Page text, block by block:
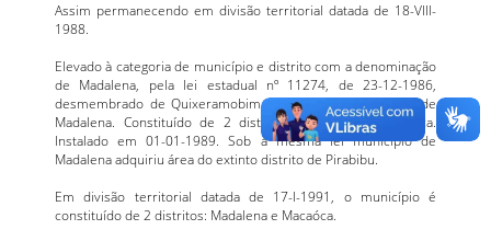
Assim permanecendo em divisão territorial datada de 18-VIII-
1988.
Elevado à categoria de município e distrito com a denominação
de Madalena, pela lei estadual nº 11274, de 23-12-1986,
desmembrado de Quixeramobim. Sede no antigo distrito de
Madalena. Constituído de 2 distritos: Madalena e Macaóca.
Instalado em 01-01-1989. Sob a mesma lei município de
Madalena adquiriu área do extinto distrito de Pirabibu.
Em divisão territorial datada de 17-I-1991, o município é
constituído de 2 distritos: Madalena e Macaóca.